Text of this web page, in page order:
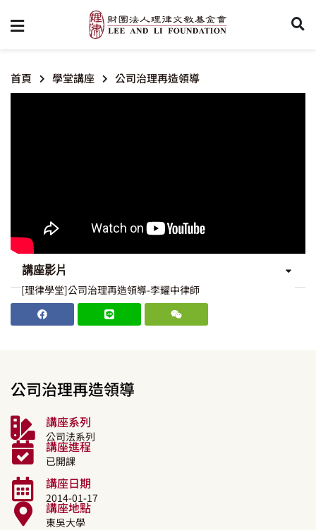
首頁 學堂講座 公司治理再造領導
講座影片
[理律學堂]公司治理再造領導-李耀中律師
公司治理再造領導
講座系列
公司法系列
講座進程
已開課
講座日期
2014-01-17
講座地點
東吳大學